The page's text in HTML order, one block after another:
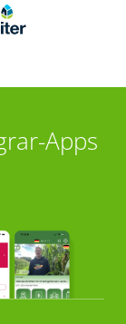
Apps